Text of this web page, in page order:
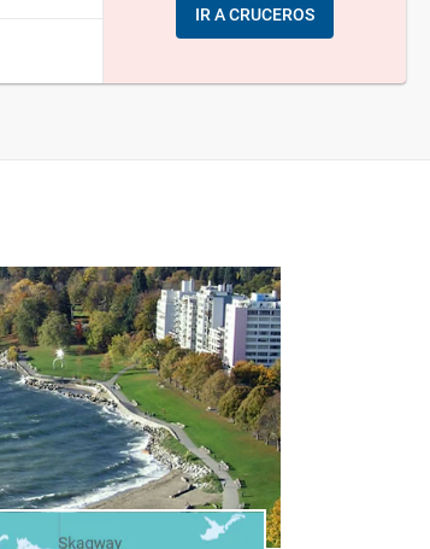
IR A CRUCEROS